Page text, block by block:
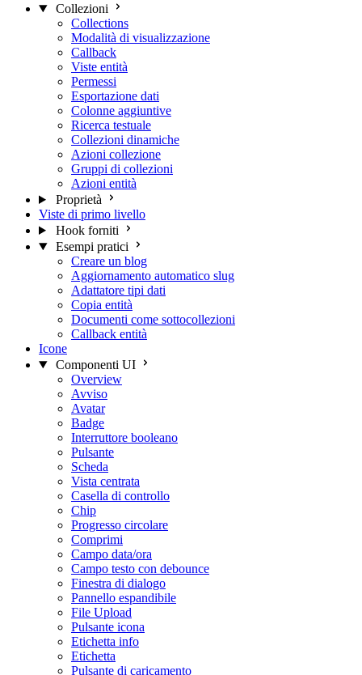
Collezioni
Collections
Modalità di visualizzazione
Callback
Viste entità
Permessi
Esportazione dati
Colonne aggiuntive
Ricerca testuale
Collezioni dinamiche
Azioni collezione
Gruppi di collezioni
Azioni entità
Proprietà
Viste di primo livello
Hook forniti
Esempi pratici
Creare un blog
Aggiornamento automatico slug
Adattatore tipi dati
Copia entità
Documenti come sottocollezioni
Callback entità
Icone
Componenti UI
Overview
Avviso
Avatar
Badge
Interruttore booleano
Pulsante
Scheda
Vista centrata
Casella di controllo
Chip
Progresso circolare
Comprimi
Campo data/ora
Campo testo con debounce
Finestra di dialogo
Pannello espandibile
File Upload
Pulsante icona
Etichetta info
Etichetta
Pulsante di caricamento